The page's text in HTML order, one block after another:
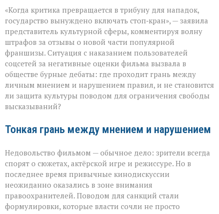
слова — не
безлимитный
тариф»:
споры
вокруг
отзывов
о
кино
«Когда критика превращается в трибуну для нападок,
государство вынуждено включать стоп‑кран», — заявила
представитель культурной сферы, комментируя волну
штрафов за отзывы о новой части популярной
франшизы. Ситуация с наказанием пользователей
соцсетей за негативные оценки фильма вызвала в
обществе бурные дебаты: где проходит грань между
личным мнением и нарушением правил, и не становится
ли защита культуры поводом для ограничения свободы
высказываний?
Тонкая грань между мнением и нарушением
Недовольство фильмом — обычное дело: зрители всегда
спорят о сюжетах, актёрской игре и режиссуре. Но в
последнее время привычные кинодискуссии
неожиданно оказались в зоне внимания
правоохранителей. Поводом для санкций стали
формулировки, которые власти сочли не просто